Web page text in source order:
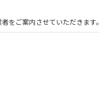
をご案内させていただきます。